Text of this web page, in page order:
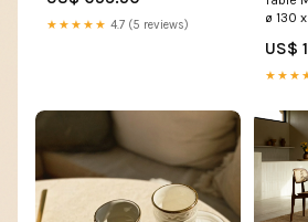
★★★★★ 4.7 (5 reviews)
ø 130
US$